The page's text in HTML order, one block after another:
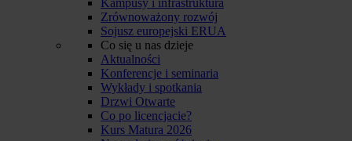
Zrównoważony rozwój
Sojusz europejski ERUA
Co się u nas dzieje
Aktualności
Konferencje i seminaria
Wykłady i spotkania
Drzwi Otwarte
Co po licencjacie?
Kurs Matura 2026